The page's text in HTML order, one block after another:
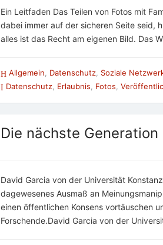
Ein Leitfaden Das Teilen von Fotos mit
dabei immer auf der sicheren Seite seid,
alles ist das Recht am eigenen Bild. Das
Allgemein Datenschutz Soziale
Datenschutz Erlaubnis Fotos
Die nächste
David Garcia von der Universität
dagewesenes Ausmaß an
einen öffentlichen Konsens vortäuschen
Forschende.David Garcia von der